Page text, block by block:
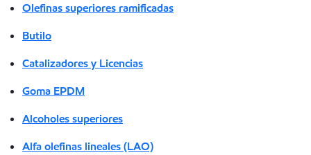
Olefinas superiores ramificadas
Butilo
Catalizadores y Licencias
Goma EPDM
Alcoholes superiores
Alfa olefinas lineales (LAO)